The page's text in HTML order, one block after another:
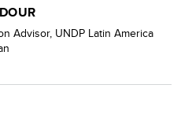
Advisor, UNDP Latin America